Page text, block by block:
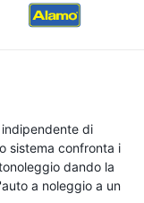
indipendente di
sistema confronta i
dando la
a noleggio a un